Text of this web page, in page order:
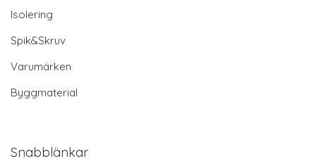
Isolering
Spik&Skruv
Varumärken
Byggmaterial
Snabblänkar